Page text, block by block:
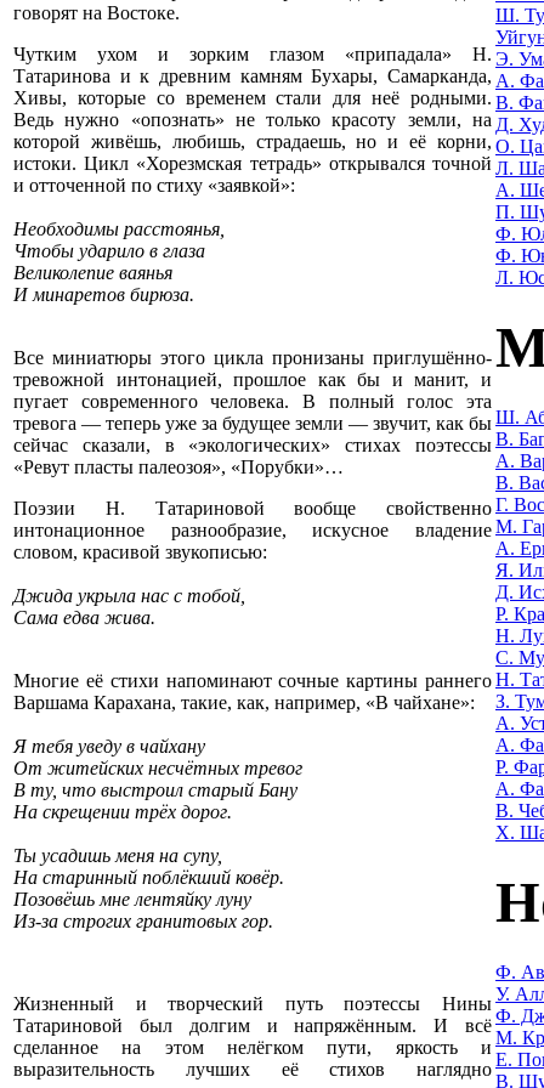
говорят на Востоке.
Чутким ухом и зорким глазом «припадала» Н.
Татаринова и к древним камням Бухары, Самарканда,
Хивы, которые со временем стали для неё родными.
Ведь нужно «опознать» не только красоту земли, на
которой живёшь, любишь, страдаешь, но и её корни,
истоки. Цикл «Хорезмская тетрадь» открывался точной
и отточенной по стиху «заявкой»:
Необходимы расстоянья,
Чтобы ударило в глаза
Великолепие ваянья
И минаретов бирюза.
Все миниатюры этого цикла пронизаны приглушённо-
тревожной интонацией, прошлое как бы и манит, и
пугает современного человека. В полный голос эта
тревога — теперь уже за будущее земли — звучит, как бы
сейчас сказали, в «экологических» стихах поэтессы
«Ревут пласты палеозоя», «Порубки»…
Поэзии Н. Татариновой вообще свойственно
интонационное разнообразие, искусное владение
словом, красивой звукописью:
Джида укрыла нас с тобой,
Сама едва жива.
Многие её стихи напоминают сочные картины раннего
Варшама Карахана, такие, как, например, «В чайхане»:
Я тебя уведу в чайхану
От житейских несчётных тревог
В ту, что выстроил старый Бану
На скрещении трёх дорог.
Ты усадишь меня на супу,
На старинный поблёкший ковёр.
Позовёшь мне лентяйку луну
Из-за строгих гранитовых гор.
Жизненный и творческий путь поэтессы Нины
Татариновой был долгим и напряжённым. И всё
сделанное на этом нелёгком пути, яркость и
выразительность лучших её стихов наглядно
Ш.
Э.
А.
В.
Д.
О.
Л.
А.
П.
Ф.
Ф.
Л.
Ш.
В.
А.
В.
Г.
М.
А.
Я.
Д.
Р.
Н.
С.
Н.
З.
А.
А.
Р.
А.
В.
Х.
Ф.
У.
Ф.
М.
Е.
В.